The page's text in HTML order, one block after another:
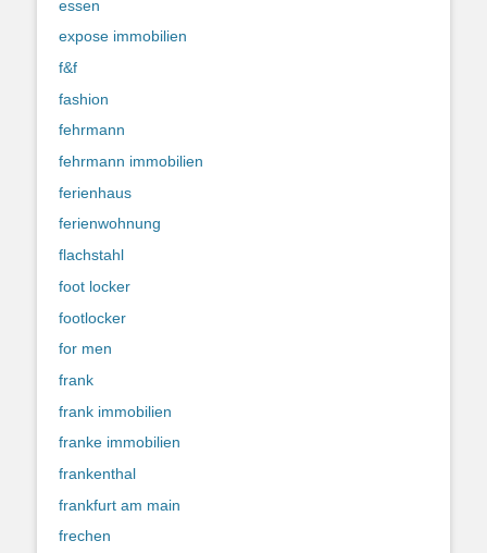
essen
expose immobilien
f&f
fashion
fehrmann
fehrmann immobilien
ferienhaus
ferienwohnung
flachstahl
foot locker
footlocker
for men
frank
frank immobilien
franke immobilien
frankenthal
frankfurt am main
frechen